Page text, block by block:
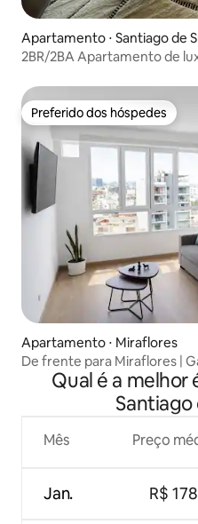
Apartamento ⋅ Santiago de
2BR/2BA Apartamento de
Preferido dos hóspedes
Preferido dos hóspedes
Apartamento ⋅ Miraflores
De frente para Miraflores |
no terraço
Qual é a melhor
Santiago
Mês
Jan.
Preço
R$ 178